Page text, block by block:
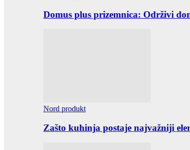
Domus plus prizemnica: Održivi
Nord produkt
Zašto kuhinja postaje najvažniji